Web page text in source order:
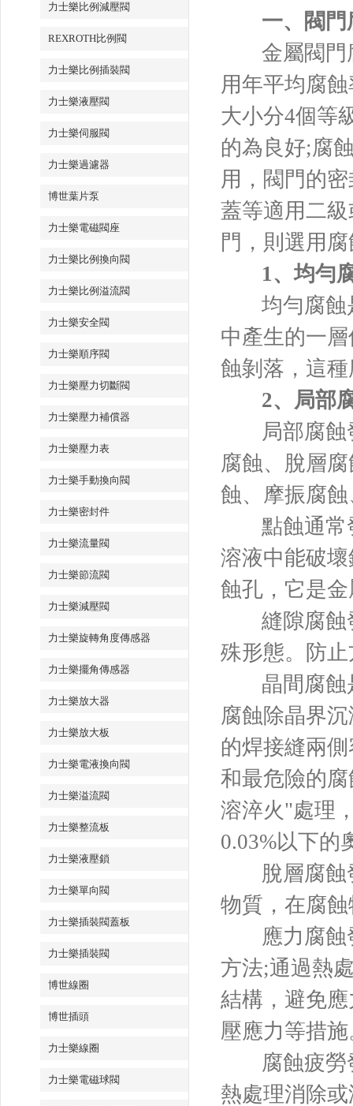
力士樂比例減壓閥
REXROTH比例閥
力士樂比例插裝閥
力士樂液壓閥
力士樂伺服閥
力士樂過濾器
博世葉片泵
力士樂電磁閥座
力士樂比例換向閥
力士樂比例溢流閥
力士樂安全閥
力士樂順序閥
力士樂壓力切斷閥
力士樂壓力補償器
力士樂壓力表
力士樂手動換向閥
力士樂密封件
力士樂流量閥
力士樂節流閥
力士樂減壓閥
力士樂旋轉角度傳感器
力士樂擺角傳感器
力士樂放大器
力士樂放大板
力士樂電液換向閥
力士樂溢流閥
力士樂整流板
力士樂液壓鎖
力士樂單向閥
力士樂插裝閥蓋板
力士樂插裝閥
博世線圈
博世插頭
力士樂線圈
力士樂電磁球閥
一、閥
金屬閥門
用年平均腐
大小分4個等
的為良好;腐
用，閥門的
蓋等適用二
門，則選用
1、均勻
均勻腐蝕
中產生的一
蝕剝落，這
2、局部
局部腐
腐蝕、脫層
蝕、摩振腐
點蝕通常
溶液中能破
蝕孔，它是
縫隙腐蝕
殊形態。防
晶間腐
腐蝕除晶界
的焊接縫兩
和最危險的
溶淬火"處理
0.03%以下的
脫層腐
物質，在腐
應力腐
方法;通過熱
結構，避免
壓應力等措施
腐蝕疲
熱處理消除